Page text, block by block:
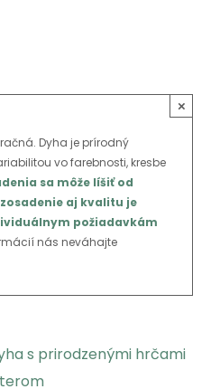
Dyha je prírodný
vo farebnosti, kresbe
sa môže líšiť od
aj kvalitu je
požiadavkám
nás neváhajte
×
s prirodzenými hrčami